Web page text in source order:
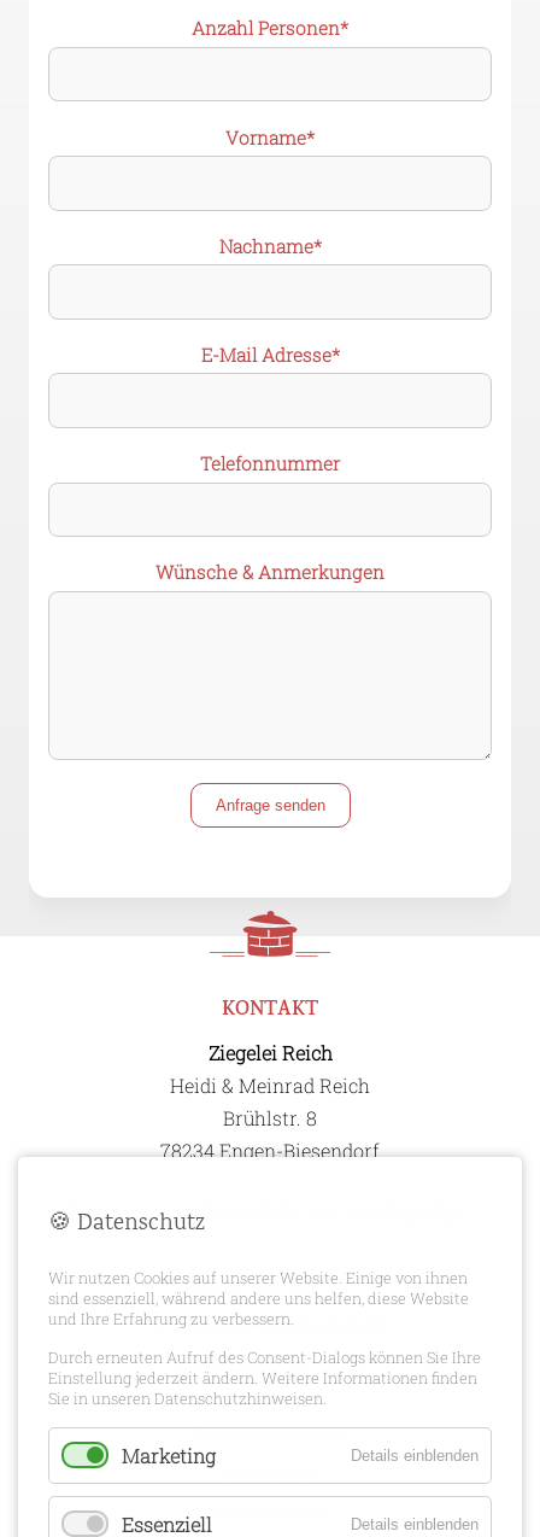
Pflichtfeld
Anzahl Personen*
Pflichtfeld
Vorname*
Pflichtfeld
Nachname*
Pflichtfeld
E-Mail Adresse*
Telefonnummer
Wünsche & Anmerkungen
Anfrage senden
KONTAKT
Ziegelei Reich
Heidi & Meinrad Reich
Brühlstr. 8
78234 Engen-Biesendorf
Reservierung erforderlich - ein Anruf genügt...
+49 151 651 64071
info@ziegelei-reich.de
HILFREICHE LINKS
Tisch reservieren
🍪 Datenschutz
Wir nutzen Cookies auf unserer Website. Einige von ihnen
sind essenziell, während andere uns helfen, diese Website
und Ihre Erfahrung zu verbessern.
Durch erneuten Aufruf des Consent-Dialogs können Sie Ihre
Einstellung jederzeit ändern. Weitere Informationen finden
Sie in unseren Datenschutzhinweisen.
Marketing Details einblenden
Essenziell Details einblenden